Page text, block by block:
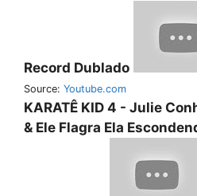
Record Dublado
Source: Youtube.com
KARATÊ KID 4 - Julie
& Ele Flagra Ela